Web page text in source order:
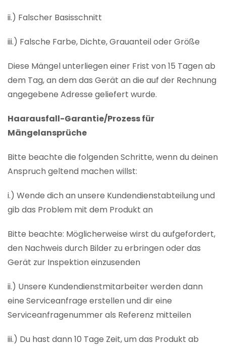
ii.) Falscher Basisschnitt
iii.) Falsche Farbe, Dichte, Grauanteil oder Größe
Diese Mängel unterliegen einer Frist von 15 Tagen ab
dem Tag, an dem das Gerät an die auf der Rechnung
angegebene Adresse geliefert wurde.
Haarausfall-Garantie/Prozess für
Mängelansprüche
Bitte beachte die folgenden Schritte, wenn du deinen
Anspruch geltend machen willst:
i.) Wende dich an unsere Kundendienstabteilung und
gib das Problem mit dem Produkt an
Bitte beachte: Möglicherweise wirst du aufgefordert,
den Nachweis durch Bilder zu erbringen oder das
Gerät zur Inspektion einzusenden
ii.) Unsere Kundendienstmitarbeiter werden dann
eine Serviceanfrage erstellen und dir eine
Serviceanfragenummer als Referenz mitteilen
iii.) Du hast dann 10 Tage Zeit, um das Produkt ab